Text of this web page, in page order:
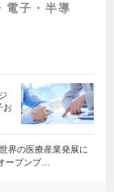
電子・半導
お
界の医療産業発展に
ープンプ…